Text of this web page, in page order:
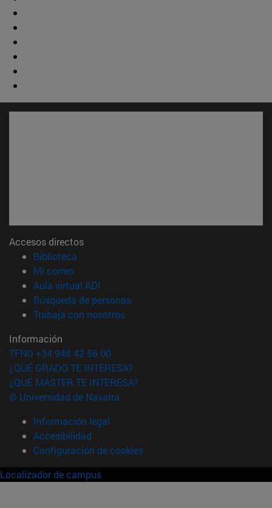
Accesos directos
Biblioteca
Mi correo(abre en nueva ventana)
Aula virtual ADI
Búsqueda de personas(abre en nueva ventana)
Trabaja con nosotros(abre en nueva ventana)
Información
TFNO +34 948 42 56 00
¿QUÉ GRADO TE INTERESA?
¿QUÉ MÁSTER TE INTERESA?
© Universidad de Navarra
Información legal
Accesibilidad
Configuración de cookies
Localizador de campus